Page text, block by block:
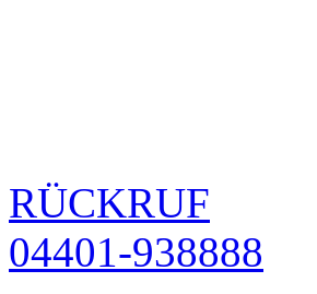
RÜCKRUF
04401-938888